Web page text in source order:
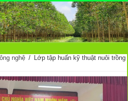
nghệ / Lớp tập huấn kỹ thuật nuôi trồng